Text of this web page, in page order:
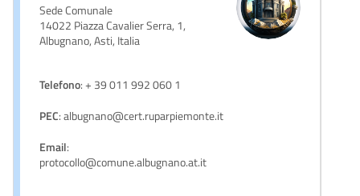
Sede Comunale
14022 Piazza Cavalier Serra, 1,
Albugnano, Asti, Italia
Telefono: + 39 011 992 060 1
PEC: albugnano@cert.ruparpiemonte.it
Email:
protocollo@comune.albugnano.at.it